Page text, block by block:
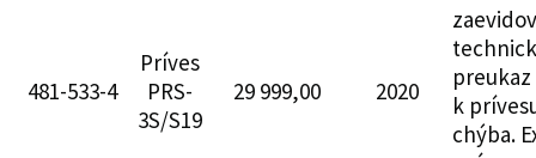
481-533-4
Príves
PRS-
3S/S19
29 999,00 2020
preukaz
k
chýba.